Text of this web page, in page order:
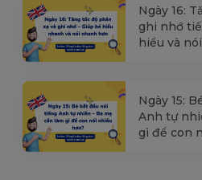
Ngày 16:
ghi nhớ
hiểu và
Ngày 15:
Anh tự
gì để con